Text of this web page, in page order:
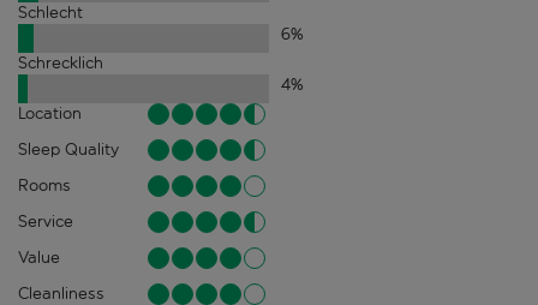
Schlecht
6%
Schrecklich
4%
Location
Sleep Quality
Rooms
Service
Value
Cleanliness